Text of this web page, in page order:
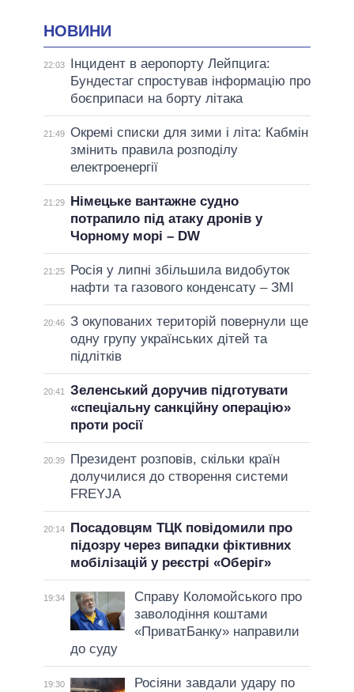
НОВИНИ
22:03
Інцидент в аеропорту Лейпцига:
Бундестаг спростував інформацію про
боєприпаси на борту літака
21:49 Окремі списки для зими і літа: Кабмін
змінить правила розподілу
електроенергії
21:29
Німецьке вантажне судно
потрапило під атаку дронів у
Чорному морі – DW
21:25
Росія у липні збільшила видобуток
нафти та газового конденсату – ЗМІ
20:46 З окупованих територій повернули ще
одну групу українських дітей та
підлітків
20:41
Зеленський доручив підготувати
«спеціальну санкційну операцію»
проти росії
20:39
Президент розповів, скільки країн
долучилися до створення системи
FREYJA
20:14
Посадовцям ТЦК повідомили про
підозру через випадки фіктивних
мобілізацій у реєстрі «Оберіг»
19:34
Справу Коломойського про
заволодіння коштами
«ПриватБанку» направили
до суду
19:30
Росіяни завдали удару по